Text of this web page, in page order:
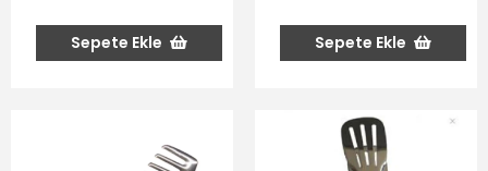
Sepete Ekle Sepete Ekle